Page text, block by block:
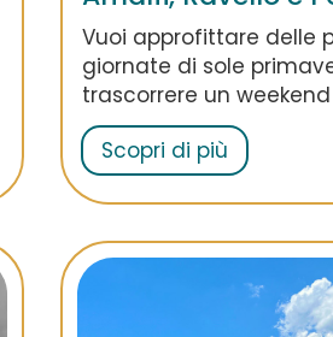
Vuoi approfittare delle
giornate di sole
trascorrere un
Amalfitana? Eccoti un
itinerario lento e
più affascinante
Scopri di più